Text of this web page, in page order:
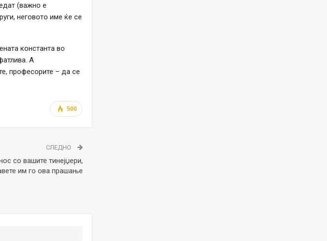
(важно е
неговото име ќе се
константа во
А
професорите – да се
500
СЛЕДНО
со вашите тинејџери,
им го ова прашање